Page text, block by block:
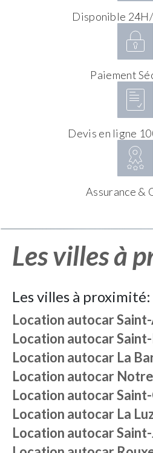
Disponible
Paiement
Devis en ligne
Assurance &
Les villes à
Les villes à proximité:
Location autocar
Location autocar
Location autocar La
Location autocar
Location autocar
Location autocar La
Location autocar